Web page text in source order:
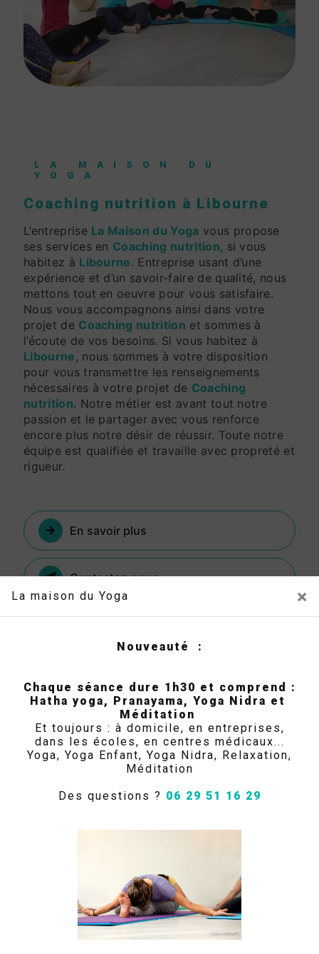
La maison du Yoga ×
Nouveauté :
Chaque séance dure 1h30 et comprend :
Hatha yoga, Pranayama, Yoga Nidra et
Méditation
Et toujours : à domicile, en entreprises,
dans les écoles, en centres médicaux...
Yoga, Yoga Enfant, Yoga Nidra, Relaxation,
Méditation
Des questions ? 06 29 51 16 29
LA MAISON DU
YOGA
Coaching nutrition à Libourne
L’entreprise La Maison du Yoga vous propose
ses services en Coaching nutrition, si vous
habitez à Libourne. Entreprise usant d’une
expérience et d’un savoir-faire de qualité, nous
mettons tout en oeuvre pour vous satisfaire.
Nous vous accompagnons ainsi dans votre
projet de Coaching nutrition et sommes à
l’écoute de vos besoins. Si vous habitez à
Libourne , nous sommes à votre disposition
pour vous transmettre les renseignements
nécessaires à votre projet de Coaching
nutrition. Notre métier est avant tout notre
passion et le partager avec vous renforce
encore plus notre désir de réussir. Toute notre
équipe est qualifiée et travaille avec propreté et
rigueur.
En savoir plus
Contactez-nous
Adresse
106B rue de la Rivière, 33290 Blanquefort
Téléphone
06 29 51 16 29